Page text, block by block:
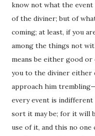
know not what the event
of the diviner; but of
coming; at least, if you
among the things not
means be either good
you to the diviner either
approach him
every event is
sort it may be; for it will
use of it, and this no one